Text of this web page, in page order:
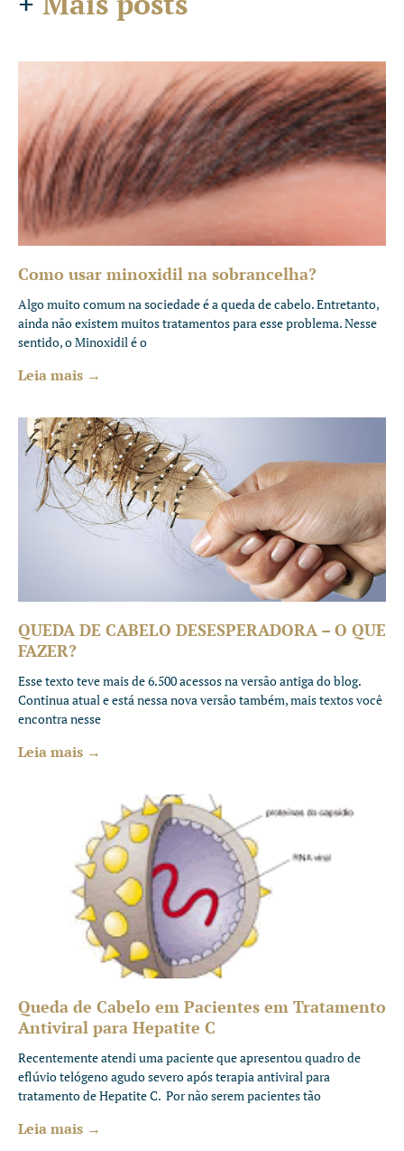
Como usar minoxidil na sobrancelha?
Algo muito comum na sociedade é a queda de cabelo. Entretanto,
ainda não existem muitos tratamentos para esse problema. Nesse
sentido, o Minoxidil é o
Leia mais →
QUEDA DE CABELO DESESPERADORA – O QUE
FAZER?
Esse texto teve mais de 6.500 acessos na versão antiga do blog.
Continua atual e está nessa nova versão também, mais textos você
encontra nesse
Leia mais →
Queda de Cabelo em Pacientes em Tratamento
Antiviral para Hepatite C
Recentemente atendi uma paciente que apresentou quadro de
eflúvio telógeno agudo severo após terapia antiviral para
tratamento de Hepatite C. Por não serem pacientes tão
Leia mais →